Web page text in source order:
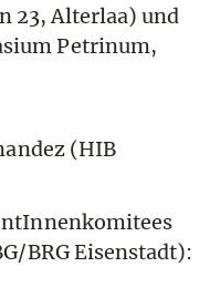
23, Alterlaa) und
Petrinum,
(HIB
BRG Eisenstadt):